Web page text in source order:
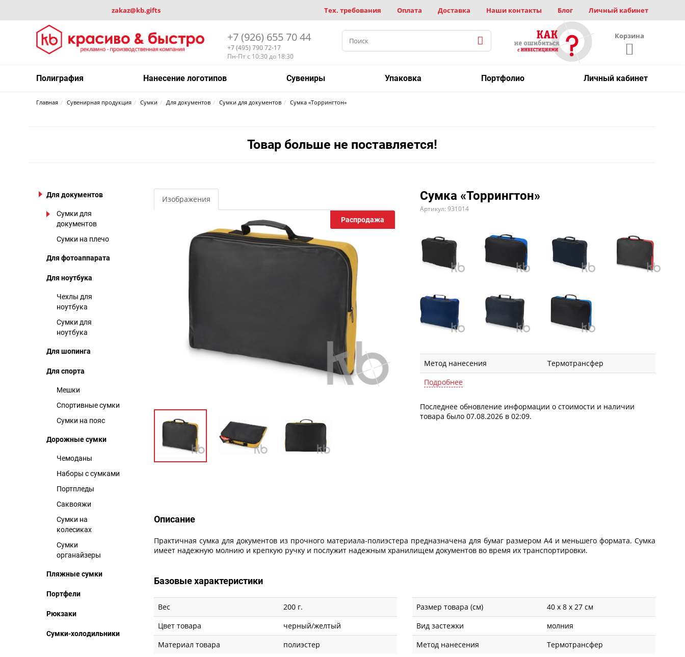
zakaz@kb.gifts Тех. требования Оплата Доставка Наши контакты Блог Личный кабинет
+7 (926) 655 70 44
+7 (495) 790 72-17
Пн-Пт с 10:30 до 18:30
Корзина
Полиграфия Нанесение логотипов Сувениры Упаковка Портфолио Личный кабинет
Главная Сувенирная продукция Сумки Для документов Сумки для документов Сумка «Торрингтон»
Товар больше не поставляется!
Для документов
Сумки для
документов
Сумки на плечо
Для фотоаппарата
Для ноутбука
Чехлы для
ноутбука
Сумки для
ноутбука
Для шопинга
Для спорта
Мешки
Спортивные сумки
Сумки на пояс
Дорожные сумки
Чемоданы
Наборы с сумками
Портпледы
Саквояжи
Сумки на
колесиках
Сумки
органайзеры
Пляжные сумки
Портфели
Рюкзаки
Сумки-холодильники
Сумка «Торрингтон»
Артикул: 931014
Изображения
Распродажа
Метод нанесения
Термотрансфер
Подробнее
Последнее обновление информации о стоимости и наличии
товара было 07.08.2026 в 02:09.
Описание
Практичная сумка для документов из прочного материала-полиэстера предназначена для бумаг размером А4 и меньшего формата. Сумка
имеет надежную молнию и крепкую ручку и послужит надежным хранилищем документов во время их транспортировки.
Базовые характеристики
Вес
200 г.
Цвет товара
черный/желтый
Материал товара
полиэстер
Размер товара (см)
40 х 8 х 27 см
Вид застежки
молния
Метод нанесения
Термотрансфер